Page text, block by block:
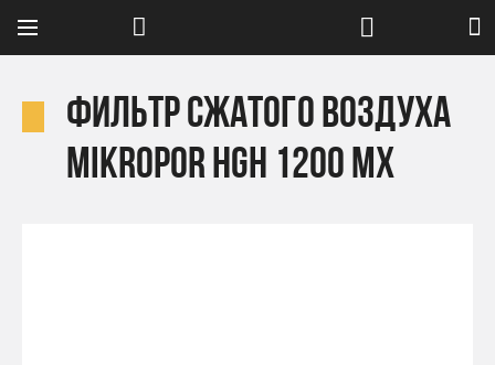
Фильтр сжатого воздуха
Mikropor HGH 1200 MX